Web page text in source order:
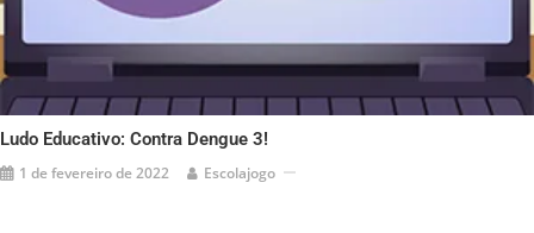
Ludo Educativo: Contra Dengue 3!
1 de fevereiro de 2022 Escolajogo